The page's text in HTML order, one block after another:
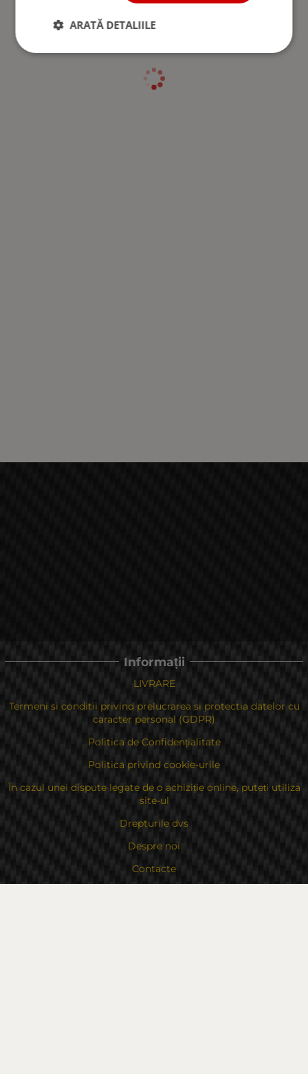
Informații
LIVRARE
Termeni si conditii privind prelucrarea si protectia datelor cu
caracter personal (GDPR)
Politica de Confidențialitate
Politica privind cookie-urile
În cazul unei dispute legate de o achiziție online, puteți utiliza
site-ul
Drepturile dvs
Despre noi
Contacte
ARATĂ DETALIILE